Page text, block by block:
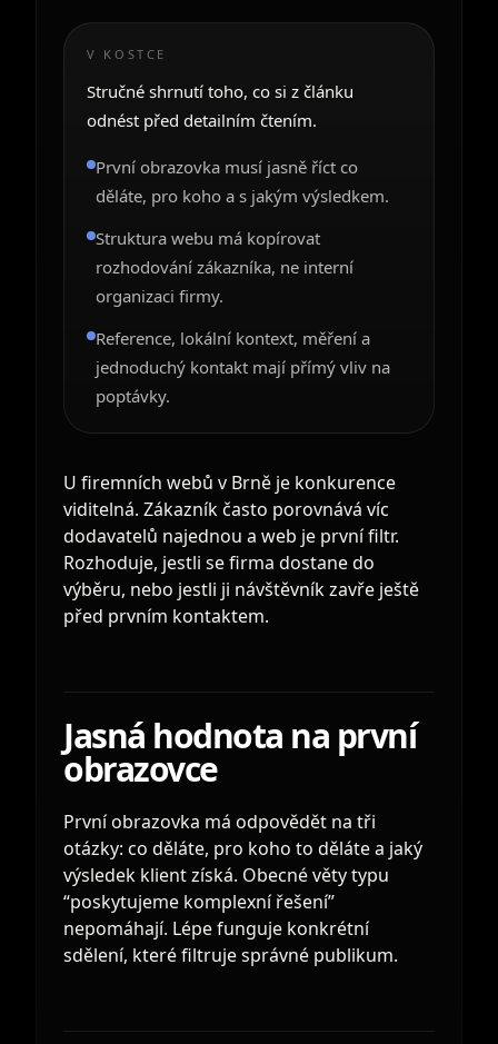
V KOSTCE
Stručné shrnutí toho, co si z článku
odnést před detailním čtením.
První obrazovka musí jasně říct co
děláte, pro koho a s jakým výsledkem.
Struktura webu má kopírovat
rozhodování zákazníka, ne interní
organizaci firmy.
Reference, lokální kontext, měření a
jednoduchý kontakt mají přímý vliv na
poptávky.
U firemních webů v Brně je konkurence
viditelná. Zákazník často porovnává víc
dodavatelů najednou a web je první filtr.
Rozhoduje, jestli se firma dostane do
výběru, nebo jestli ji návštěvník zavře ještě
před prvním kontaktem.
Jasná hodnota na první
obrazovce
První obrazovka má odpovědět na tři
otázky: co děláte, pro koho to děláte a jaký
výsledek klient získá. Obecné věty typu
“poskytujeme komplexní řešení”
nepomáhají. Lépe funguje konkrétní
sdělení, které filtruje správné publikum.